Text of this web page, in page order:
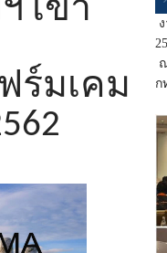
เข้า
ร์มเคม
ก